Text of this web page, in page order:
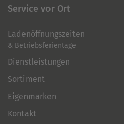
Service vor Ort
Ladenöffnungszeiten
& Betriebsferientage
Dienstleistungen
Sortiment
Eigenmarken
Kontakt